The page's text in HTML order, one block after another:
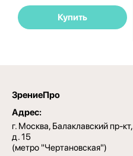
Купить
ЗрениеПро
Адрес:
г. Москва, Балаклавский пр-кт,
д. 15
(метро "Чертановская")